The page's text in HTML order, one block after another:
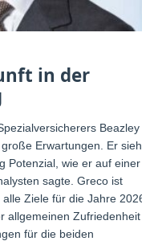
in der
Beazley
Erwartungen. Er sieht
Potenzial, wie er auf einer
sagte. Greco ist
Ziele für die Jahre 2026
allgemeinen Zufriedenheit
für die beiden